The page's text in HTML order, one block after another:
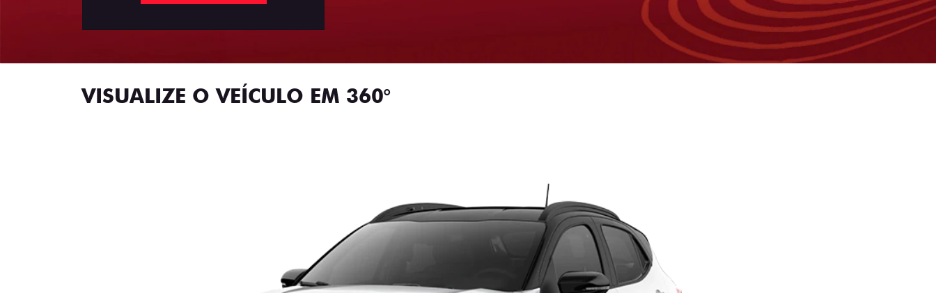
VISUALIZE O VEÍCULO EM 360°